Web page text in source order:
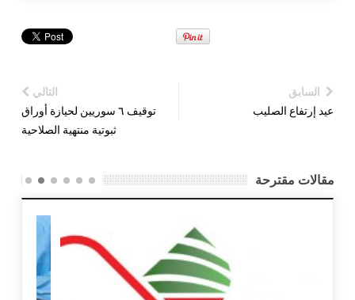
السابق
عيد إرتفاع الصليب
التالي
توقيف ٦ سوريين لحيازة أوراق
ثبوتية منتهية الصلاحية
مقالات مقترحة